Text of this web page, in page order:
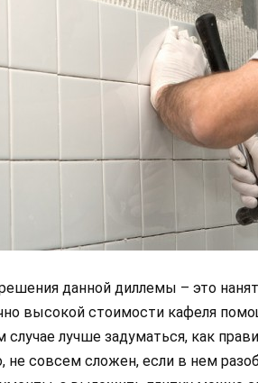
данной диллемы – это
высокой стоимости кафеля
лучше задуматься, как
совсем сложен, если в нем